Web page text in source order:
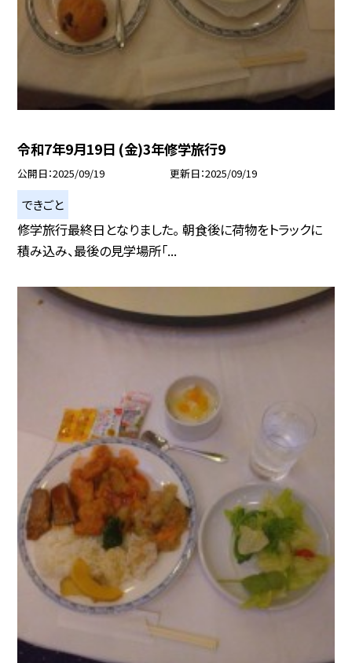
令和7年9月19日 (金)3年修学旅行9
公開日 2025/09/19 更新日 2025/09/19
できごと
修学旅行最終日となりました。 朝食後に荷物をトラックに
積み込み、最後の見学場所「...